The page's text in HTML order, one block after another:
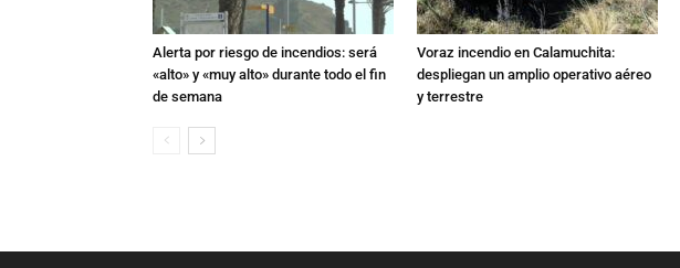
Alerta por riesgo de incendios: será
«alto» y «muy alto» durante todo el fin
de semana
Voraz incendio en Calamuchita:
despliegan un amplio operativo aéreo
y terrestre